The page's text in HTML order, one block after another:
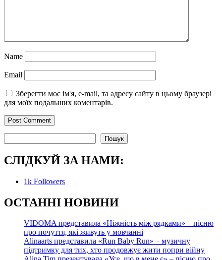
Name
Email
Зберегти моє ім'я, e-mail, та адресу сайту в цьому браузері
для моїх подальших коментарів.
Пошук
СЛІДКУЙ ЗА НАМИ:
1k Followers
ОСТАННІ НОВИНИ
VIDOMA представила «Ніжність між рядками» – пісню
про почуття, які живуть у мовчанні
Alinaarts представила «Run Baby Run» – музичну
підтримку для тих, хто продовжує жити попри війну